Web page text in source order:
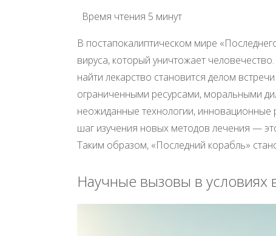
Время чтения 5 минут
В постапокалиптическом мире
вируса, который уничтожает
найти лекарство становится делом
ограниченными ресурсами, моральными
неожиданные технологии, инновационные
шаг изучения новых методов лечения —
Таким образом, «Последний корабль»
Научные вызовы в условиях